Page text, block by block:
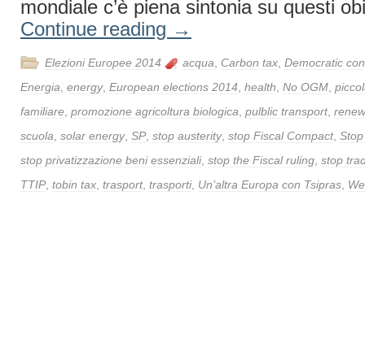
mondiale c’è piena sintonia su questi
Continue reading →
Elezioni Europee 2014 acqua Carbon tax Democratic
Energia energy, European elections 2014 health No OGM
familiare promozione agricoltura biologica pulblic transport,
scuola solar energy, SP stop austerity, stop Fiscal Compact,
stop privatizzazione beni essenziali, stop the Fiscal ruling stop
TTIP tobin tax trasport, trasporti, Un’altra Europa con Tsipras